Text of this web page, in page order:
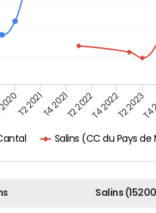
Salins (CC du Pays de
T2 2021T4 2021T2 2022T4 2022T2 2023
Salins